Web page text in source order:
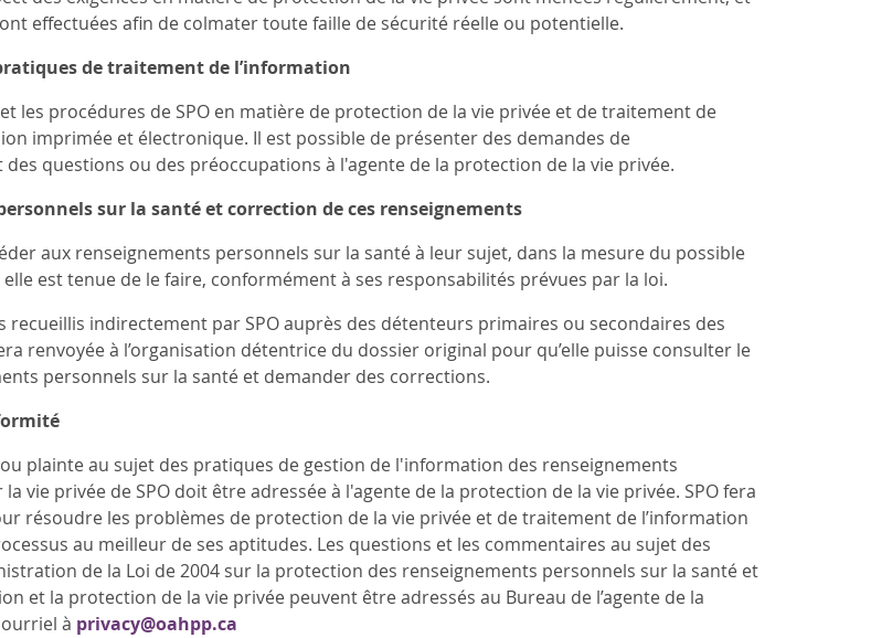
effectuées afin de colmater toute faille de sécurité réelle ou potentielle.
de traitement de l’information
les procédures de SPO en matière de protection de la vie privée et de traitement de
imprimée et électronique. Il est possible de présenter des demandes de
questions ou des préoccupations à l'agente de la protection de la vie privée.
sur la santé et correction de ces renseignements
aux renseignements personnels sur la santé à leur sujet, dans la mesure du possible
est tenue de le faire, conformément à ses responsabilités prévues par la loi.
recueillis indirectement par SPO auprès des détenteurs primaires ou secondaires des
renvoyée à l’organisation détentrice du dossier original pour qu’elle puisse consulter le
personnels sur la santé et demander des corrections.
plainte au sujet des pratiques de gestion de l'information des renseignements
vie privée de SPO doit être adressée à l'agente de la protection de la vie privée. SPO fera
résoudre les problèmes de protection de la vie privée et de traitement de l’information
au meilleur de ses aptitudes. Les questions et les commentaires au sujet des
de la Loi de 2004 sur la protection des renseignements personnels sur la santé et
et la protection de la vie privée peuvent être adressés au Bureau de l’agente de la
à privacy@oahpp.ca